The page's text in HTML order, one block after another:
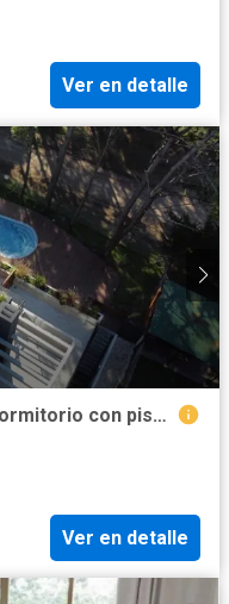
Ver en detalle
Moderno departamento de 1 dormitorio con piscina y cochera
Ver en detalle